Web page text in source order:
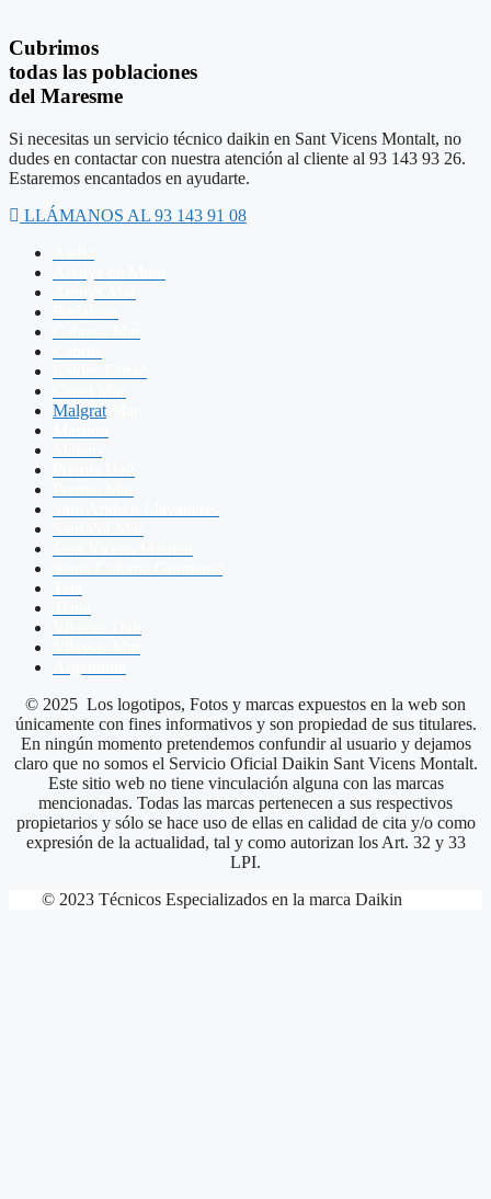
Cubrimos
todas las poblaciones
del Maresme
Si necesitas un servicio técnico daikin en Sant Vicens Montalt, no
dudes en contactar con nuestra atención al cliente al 93 143 93 26.
Estaremos encantados en ayudarte.
LLÁMANOS AL 93 143 91 08
Malgrat
© 2025 Los logotipos, Fotos y marcas expuestos en la web son
únicamente con fines informativos y son propiedad de sus titulares.
En ningún momento pretendemos confundir al usuario y dejamos
claro que no somos el Servicio Oficial Daikin Sant Vicens Montalt.
Este sitio web no tiene vinculación alguna con las marcas
mencionadas. Todas las marcas pertenecen a sus respectivos
propietarios y sólo se hace uso de ellas en calidad de cita y/o como
expresión de la actualidad, tal y como autorizan los Art. 32 y 33
LPI.
© 2023 Técnicos Especializados en la marca Daikin